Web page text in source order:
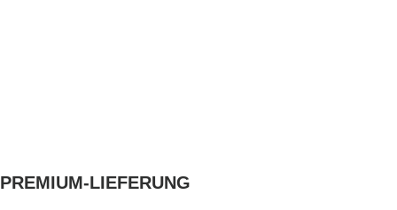
PREMIUM-LIEFERUNG